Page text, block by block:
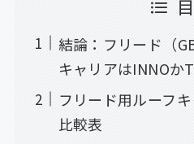
結論：フリード（
キャリアはINNOか
フリード用ルーフ
比較表